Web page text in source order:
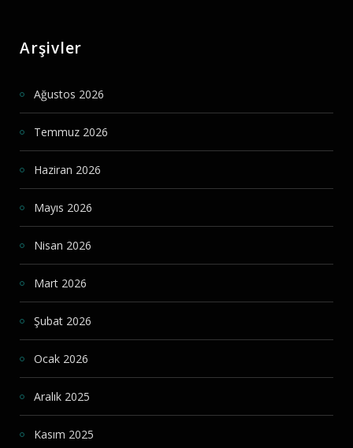
Arşivler
Ağustos 2026
Temmuz 2026
Haziran 2026
Mayıs 2026
Nisan 2026
Mart 2026
Şubat 2026
Ocak 2026
Aralık 2025
Kasım 2025